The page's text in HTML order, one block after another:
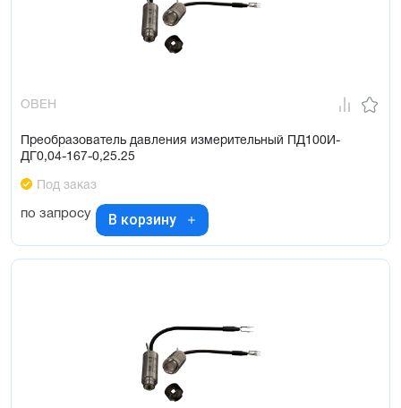
ОВЕН
Преобразователь давления измерительный ПД100И-
ДГ0,04-167-0,25.25
Под заказ
по запросу В корзину